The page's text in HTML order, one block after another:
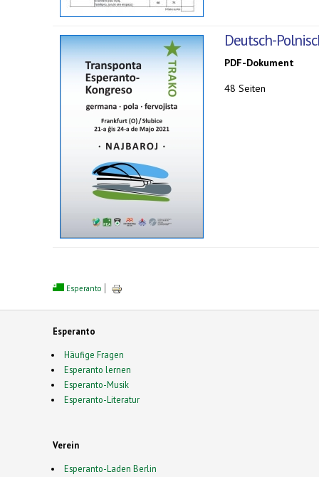
Deutsch-
PDF-Dokument
48 Seiten
Esperanto
Esperanto
Häufige Fragen
Esperanto lernen
Esperanto-Musik
Esperanto-Literatur
Verein
Esperanto-Laden Berlin